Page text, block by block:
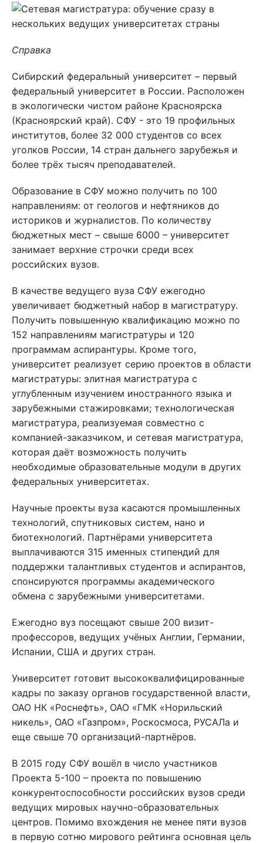
Справка
Сибирский федеральный университет – первый
федеральный университет в России. Расположен
в экологически чистом районе Красноярска
(Красноярский край). СФУ - это 19 профильных
институтов, более 32 000 студентов со всех
уголков России, 14 стран дальнего зарубежья и
более трёх тысяч преподавателей.
Образование в СФУ можно получить по 100
направлениям: от геологов и нефтяников до
историков и журналистов. По количеству
бюджетных мест – свыше 6000 – университет
занимает верхние строчки среди всех
российских вузов.
В качестве ведущего вуза СФУ ежегодно
увеличивает бюджетный набор в магистратуру.
Получить повышенную квалификацию можно по
152 направлениям магистратуры и 120
программам аспирантуры. Кроме того,
университет реализует серию проектов в области
магистратуры: элитная магистратура с
углубленным изучением иностранного языка и
зарубежными стажировками; технологическая
магистратура, реализуемая совместно с
компанией-заказчиком, и сетевая магистратура,
которая даёт возможность получить
необходимые образовательные модули в других
федеральных университетах.
Научные проекты вуза касаются промышленных
технологий, спутниковых систем, нано и
биотехнологий. Партнёрами университета
выплачиваются 315 именных стипендий для
поддержки талантливых студентов и аспирантов,
спонсируются программы академического
обмена с зарубежными университетами.
Ежегодно вуз посещают свыше 200 визит-
профессоров, ведущих учёных Англии, Германии,
Испании, США и других стран.
Университет готовит высококвалифицированные
кадры по заказу органов государственной власти,
ОАО НК «Роснефть», ОАО «ГМК «Норильский
никель», ОАО «Газпром», Роскосмоса, РУСАЛа и
еще свыше 70 организаций-партнёров.
В 2015 году СФУ вошёл в число участников
Проекта 5-100 – проекта по повышению
конкурентоспособности российских вузов среди
ведущих мировых научно-образовательных
центров. Помимо вхождения не менее пяти вузов
в первую сотню мирового рейтинга основная цель